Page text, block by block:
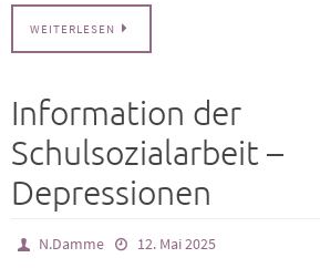
WEITERLESEN
Information der
Schulsozialarbeit –
Depressionen
N.Damme
12. Mai 2025